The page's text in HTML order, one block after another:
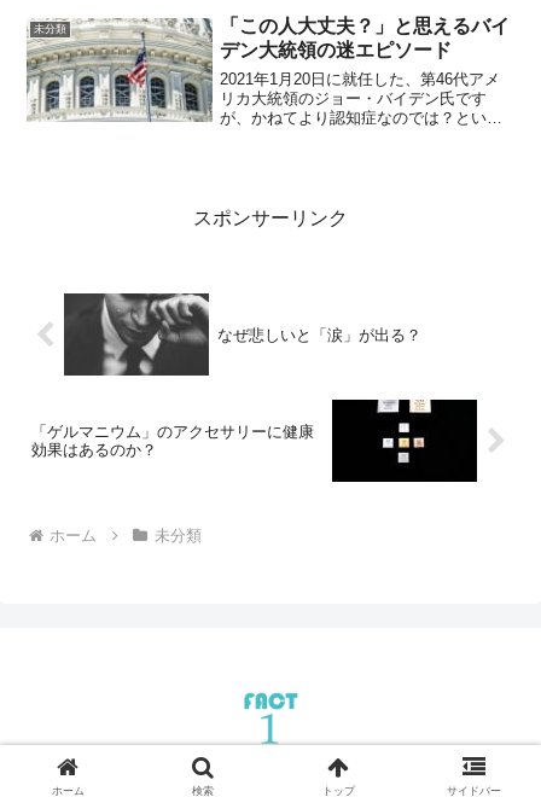
ので、時間の経過とともに年季の入った
見た目になっていきますよ...
未分類
「この人大丈夫？」と思えるバイ
デン大統領の迷エピソード
2021年1月20日に就任した、第46代アメ
リカ大統領のジョー・バイデン氏です
が、かねてより認知症なのでは？という
スポンサーリンク
なぜ悲しいと「涙」が出る？
「ゲルマニウム」のアクセサリーに健康
効果はあるのか？
ホーム 未分類
ホーム 検索 トップ サイドバー